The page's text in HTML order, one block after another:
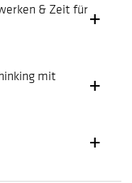
& Zeit für
mit